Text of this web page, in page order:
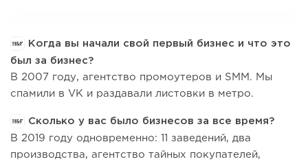
Когда вы начали свой первый бизнес и что это
был за бизнес?
В 2007 году, агентство промоутеров и SMM. Мы
спамили в VK и раздавали листовки в метро.
Сколько у вас было бизнесов за все время?
В 2019 году одновременно: 11 заведений, два
производства, агентство тайных покупателей,